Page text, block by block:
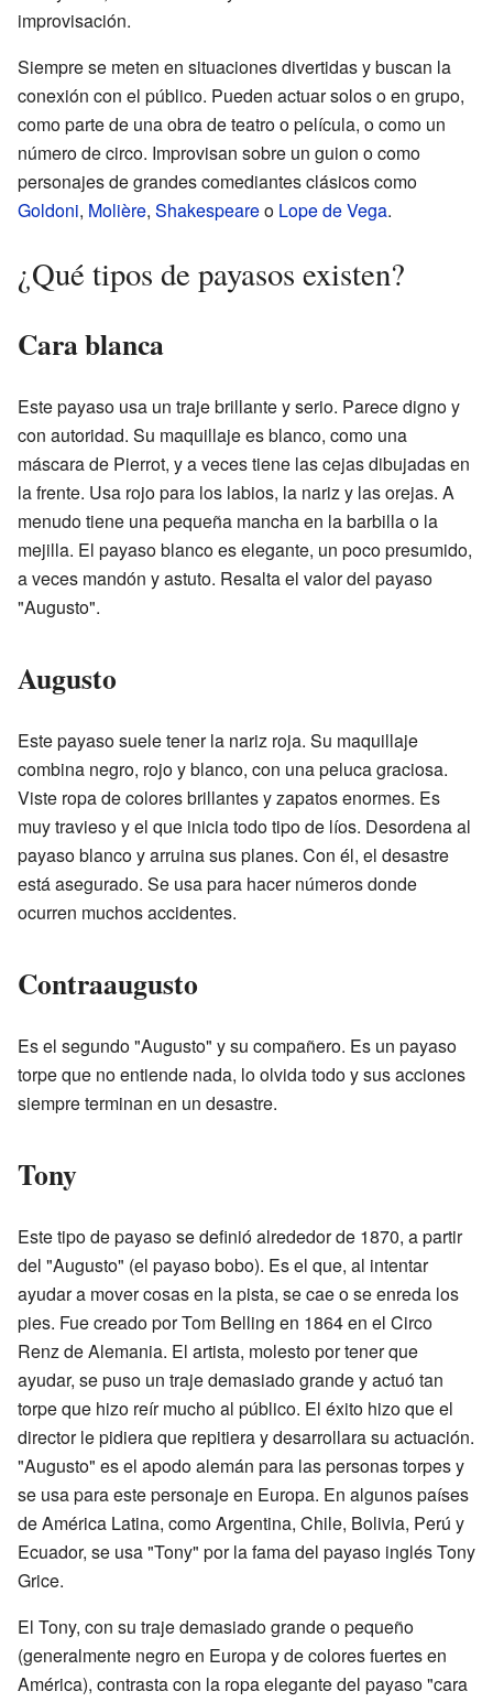
improvisación.
Siempre se meten en situaciones divertidas y buscan la
conexión con el público. Pueden actuar solos o en grupo,
como parte de una obra de teatro o película, o como un
número de circo. Improvisan sobre un guion o como
personajes de grandes comediantes clásicos como
Goldoni, Molière, Shakespeareo Lope de Vega.
¿Qué tipos de payasos existen?
Cara blanca
Este payaso usa un traje brillante y serio. Parece digno y
con autoridad. Su maquillaje es blanco, como una
máscara de Pierrot, y a veces tiene las cejas dibujadas en
la frente. Usa rojo para los labios, la nariz y las orejas. A
menudo tiene una pequeña mancha en la barbilla o la
mejilla. El payaso blanco es elegante, un poco presumido,
a veces mandón y astuto. Resalta el valor del payaso
"Augusto".
Augusto
Este payaso suele tener la nariz roja. Su maquillaje
combina negro, rojo y blanco, con una peluca graciosa.
Viste ropa de colores brillantes y zapatos enormes. Es
muy travieso y el que inicia todo tipo de líos. Desordena al
payaso blanco y arruina sus planes. Con él, el desastre
está asegurado. Se usa para hacer números donde
ocurren muchos accidentes.
Contraaugusto
Es el segundo "Augusto" y su compañero. Es un payaso
torpe que no entiende nada, lo olvida todo y sus acciones
siempre terminan en un desastre.
Tony
Este tipo de payaso se definió alrededor de 1870, a partir
del "Augusto" (el payaso bobo). Es el que, al intentar
ayudar a mover cosas en la pista, se cae o se enreda los
pies. Fue creado por Tom Belling en 1864 en el Circo
Renz de Alemania. El artista, molesto por tener que
ayudar, se puso un traje demasiado grande y actuó tan
torpe que hizo reír mucho al público. El éxito hizo que el
director le pidiera que repitiera y desarrollara su actuación.
"Augusto" es el apodo alemán para las personas torpes y
se usa para este personaje en Europa. En algunos países
de América Latina, como Argentina, Chile, Bolivia, Perú y
Ecuador, se usa "Tony" por la fama del payaso inglés Tony
Grice.
El Tony, con su traje demasiado grande o pequeño
(generalmente negro en Europa y de colores fuertes en
América), contrasta con la ropa elegante del payaso "cara